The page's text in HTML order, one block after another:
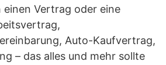
einen Vertrag oder eine
Auto-Kaufvertrag,
– das alles und mehr sollte